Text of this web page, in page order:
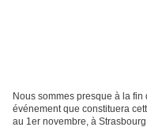
Nous sommes presque à la
événement que constituera
au 1er novembre, à